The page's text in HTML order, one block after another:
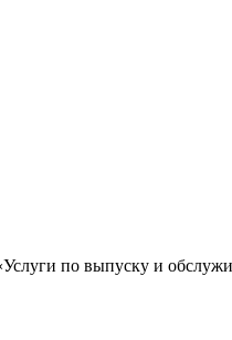
по выпуску и